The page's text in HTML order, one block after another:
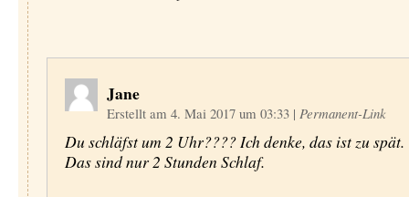
Jane
Erstellt am 4. Mai 2017 um 03:33 | Permanent-Link
Du schläfst um 2 Uhr???? Ich denke, das ist zu spät.
Das sind nur 2 Stunden Schlaf.